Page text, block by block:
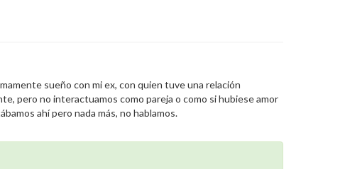
sueño con mi ex, con quien tuve una relación
pero no interactuamos como pareja o como si hubiese amor
ahí pero nada más, no hablamos.